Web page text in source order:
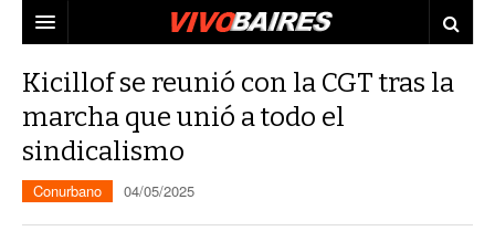
PAÍS
CONURBANO
ELECCIONES
AGENDA
PERSONAJES
Kicillof se reunió con la CGT tras la
marcha que unió a todo el
sindicalismo
Conurbano 04/05/2025